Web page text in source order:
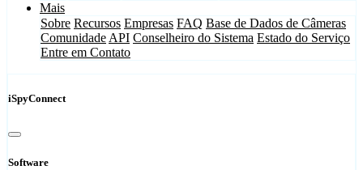
Mais
Sobre Recursos Empresas FAQ Base de Dados de Câmeras
Comunidade API Conselheiro do Sistema Estado do Serviço
Entre em Contato
iSpyConnect
Software